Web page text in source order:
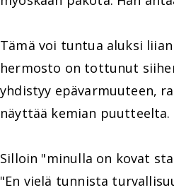
Tämä voi tuntua aluksi
hermosto on tottunut
yhdistyy epävarmuuteen,
näyttää kemian puutteelta.
Silloin "minulla on kovat
"En vielä tunnista